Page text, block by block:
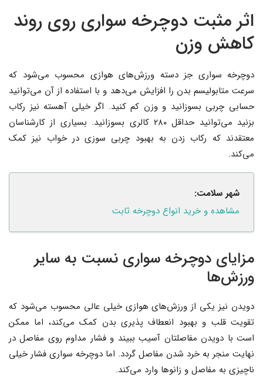
اثر مثبت دوچرخه سواری روی روند
کاهش وزن
دوچرخه سواری جز دسته ورزش‌های هوازی محسوب می‌شود که
سرعت متابولیسم بدن را افزایش می‌دهد و با استفاده از آن می‌توانید
حسابی چربی بسوزانید و وزن کم کنید. اگر خیلی آهسته نیز رکاب
بزنید می‌توانید حداقل ۲۸۰ کالری بسوزانید. بسیاری از کارشناسان
معتقدند که رکاب زدن به بهبود چربی سوزی در خواب نیز کمک
می‌کند.
شهر سلامت:
مشاهده و خرید انواع دوچرخه ثابت
مزایای دوچرخه سواری نسبت به سایر
ورزش‌ها
دویدن نیز یکی از ورزش‌های هوازی خیلی عالی محسوب می‌شود که
تقویت قلب و بهبود انعطاف پذیری بدن کمک می‌کند، اما ممکن
است با دویدن مفاصلتان آسیب ببیند و فشار مداوم روی مفاصل در
نهایت منجر به خرد شدن مفاصل گردد. اما دوچرخه سواری فشار خیلی
ناچیزی به مفاصل و زانوها وارد می‌کند.